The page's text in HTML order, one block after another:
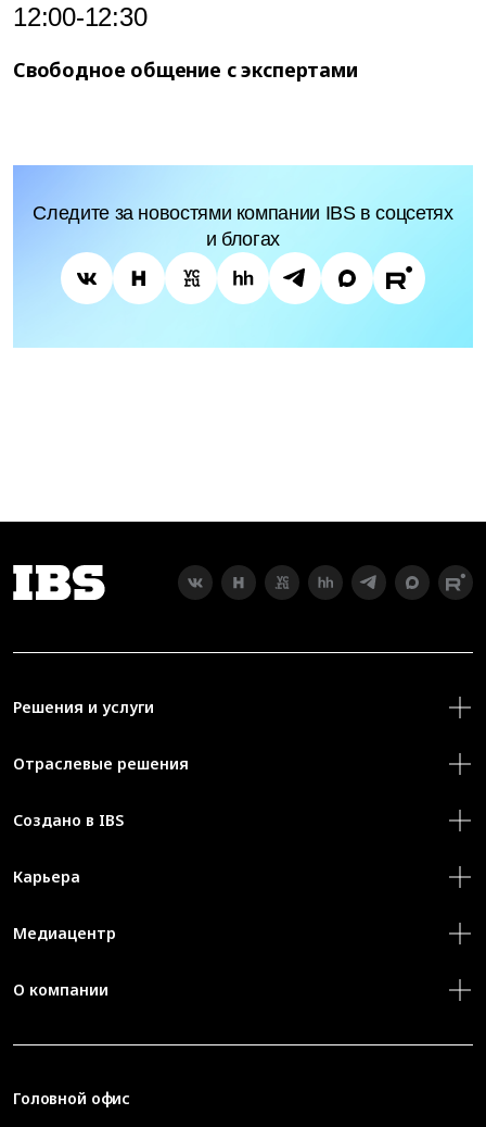
12:00-12:30
Свободное общение с экспертами
Следите за новостями компании IBS в соцсетях
и блогах
Решения и услуги
Отраслевые решения
Создано в IBS
Карьера
Медиацентр
О компании
Головной офис